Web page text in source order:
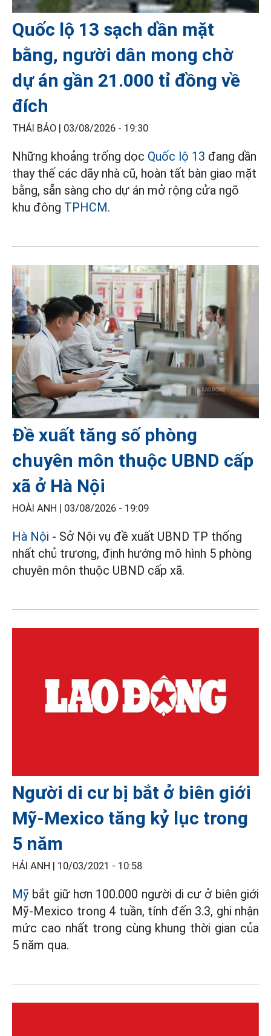
Quốc lộ 13 sạch dần mặt
bằng, người dân mong chờ
dự án gần 21.000 tỉ đồng về
đích
THÁI BẢO | 03/08/2026 - 19:30
Những khoảng trống dọc Quốc lộ 13 đang dần
thay thế các dãy nhà cũ, hoàn tất bàn giao mặt
bằng, sẵn sàng cho dự án mở rộng cửa ngõ
khu đông TPHCM.
Đề xuất tăng số phòng
chuyên môn thuộc UBND cấp
xã ở Hà Nội
HOÀI ANH | 03/08/2026 - 19:09
Hà Nội - Sở Nội vụ đề xuất UBND TP thống
nhất chủ trương, định hướng mô hình 5 phòng
chuyên môn thuộc UBND cấp xã.
Người di cư bị bắt ở biên giới
Mỹ-Mexico tăng kỷ lục trong
5 năm
HẢI ANH | 10/03/2021 - 10:58
Mỹ bắt giữ hơn 100.000 người di cư ở biên giới
Mỹ-Mexico trong 4 tuần, tính đến 3.3, ghi nhận
mức cao nhất trong cùng khung thời gian của
5 năm qua.